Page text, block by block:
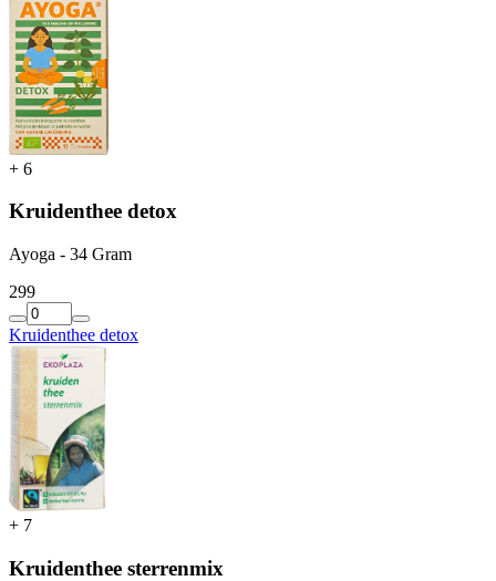
+ 6
Kruidenthee detox
Ayoga - 34 Gram
299
Kruidenthee detox
+ 7
Kruidenthee sterrenmix